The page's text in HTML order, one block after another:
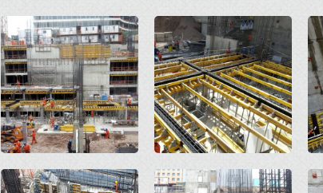
Open Open
Open Open